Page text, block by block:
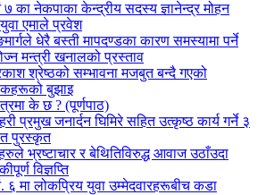
७ का नेकपाका केन्द्रीय सदस्य ज्ञानेन्द्र मोहन
एमाले प्रवेश
धेरै बस्ती मापदण्डका कारण समस्यामा पर्ने
मन्त्री खनालको प्रस्ताव
श्रेष्ठको सम्भावना मजबुत बन्दै गएको
बुझाइ
के छ ? (पूर्णपाठ)
प्रमुख जनार्दन घिमिरे सहित उत्कृष्ठ कार्य गर्ने ३
पुरस्कृत
भ्रष्टाचार र बेथितिविरुद्ध आवाज उठाँउदा
विज्ञप्ति
६ मा लोकप्रिय युवा उम्मेदवारहरूबीच कडा